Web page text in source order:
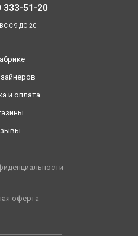
333-51-20
С 9 ДО 20
и оплата
оферта